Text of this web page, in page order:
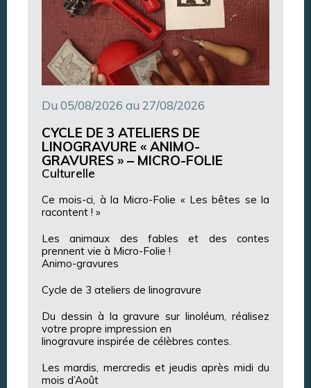
Du 05/08/2026 au 27/08/2026
CYCLE DE 3 ATELIERS DE
LINOGRAVURE « ANIMO-
GRAVURES » – MICRO-FOLIE
Culturelle
Ce mois-ci, à la Micro-Folie « Les bêtes se la
racontent ! »
Les animaux des fables et des contes
prennent vie à Micro-Folie !
Animo-gravures
Cycle de 3 ateliers de linogravure
Du dessin à la gravure sur linoléum, réalisez
votre propre impression en
linogravure inspirée de célèbres contes.
Les mardis, mercredis et jeudis après midi du
mois d’Août